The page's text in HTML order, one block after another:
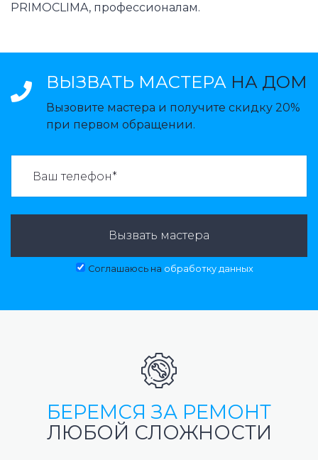
PRIMOCLIMA, профессионалам.
ВЫЗВАТЬ МАСТЕРА НА ДОМ
Вызовите мастера и получите скидку 20%
при первом обращении.
Вызвать мастера
Соглашаюсь на обработку данных
БЕРЕМСЯ ЗА РЕМОНТ
ЛЮБОЙ СЛОЖНОСТИ